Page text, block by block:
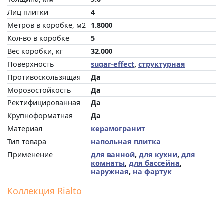
Лиц плитки
4
Метров в коробке, м2 1.8000
Кол-во в коробке
5
Вес коробки, кг
32.000
Поверхность
sugar-effect, структурная
Противоскользящая
Да
Морозостойкость
Да
Ректифицированная
Да
Крупноформатная
Да
Материал
керамогранит
Тип товара
напольная плитка
Применение
для ванной, для кухни, для
комнаты, для бассейна,
наружная, на фартук
Коллекция Rialto